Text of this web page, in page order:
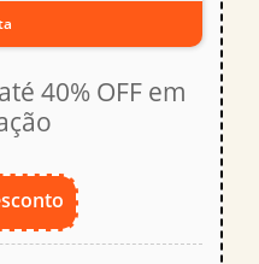
40% OFF em